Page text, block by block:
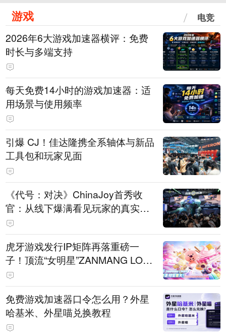
游戏 电竞
2026年6大游戏加速器横评：免费
时长与多端支持
每天免费14小时的游戏加速器：适
用场景与使用频率
引爆 CJ！佳达隆携全系轴体与新品
工具包和玩家见面
《代号：对决》ChinaJoy首秀收
官：从线下爆满看见玩家的真实期
待
虎牙游戏发行IP矩阵再落重磅一
子！顶流“女明星”ZANMANG LOO
PY 正版3D消除手游《消消奇遇》
惊喜曝光
免费游戏加速器口令怎么用？外星
哈基米、外星喵兑换教程